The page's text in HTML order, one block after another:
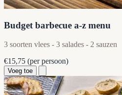
Budget barbecue a-z menu
3 soorten vlees - 3 salades - 2 sauzen
€15,75 (per persoon)
Voeg toe